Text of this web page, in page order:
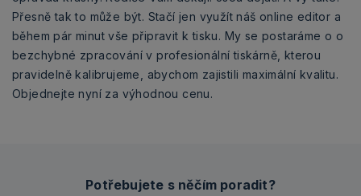
Přesně tak to může být. Stačí jen využít náš online editor a
během pár minut vše připravit k tisku. My se postaráme o o
bezchybné zpracování v profesionální tiskárně, kterou
pravidelně kalibrujeme, abychom zajistili maximální kvalitu.
Objednejte nyní za výhodnou cenu.
Potřebujete s něčím poradit?